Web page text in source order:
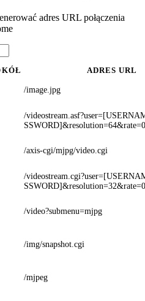
adres URL połączenia
ADRES URL
/image.jpg
/
SSWORD]&resolution=64&rate=0
/axis-cgi/mjpg/video.cgi
/
SSWORD]&resolution=32&rate=0
/video?submenu=mjpg
/img/snapshot.cgi
/mjpeg